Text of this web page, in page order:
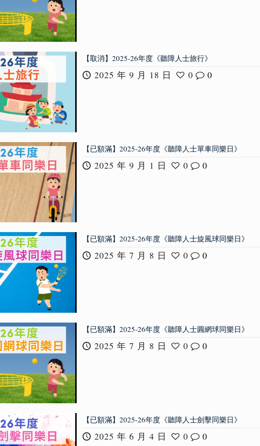
【取消】2025-26年度《聽障人士旅行》
2025 年 9 月 18 日 0
0
【已額滿】2025-26年度《聽障人士單車同樂日》
2025 年 9 月 1 日 0
0
【已額滿】2025-26年度《聽障人士旋風球同樂日》
2025 年 7 月 8 日 0
0
【已額滿】2025-26年度《聽障人士圓網球同樂日》
2025 年 7 月 8 日 0
0
【已額滿】2025-26年度《聽障人士劍擊同樂日》
2025 年 6 月 4 日 0
0